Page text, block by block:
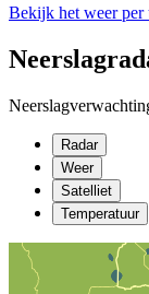
Bekijk het weer per
Radar
Weer
Satelliet
Temperatuur